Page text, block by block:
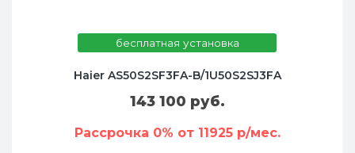
бесплатная установка
Haier AS50S2SF3FA-B/1U50S2SJ3FA
143 100 руб.
Рассрочка 0% от 11925 р/мес.